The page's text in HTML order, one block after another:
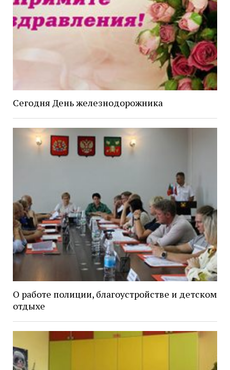
Сегодня День железнодорожника
О работе полиции, благоустройстве и детском
отдыхе